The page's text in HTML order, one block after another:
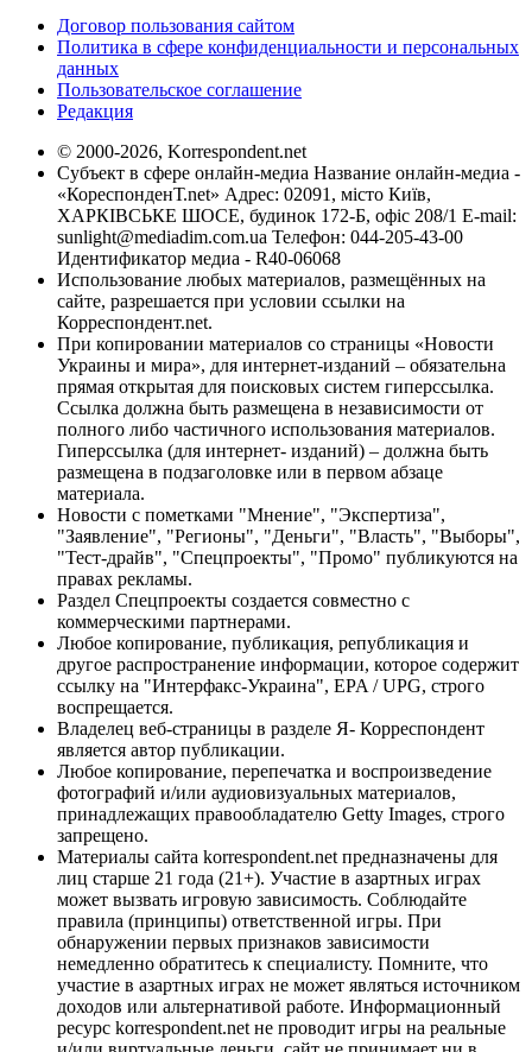
Договор пользования сайтом
Политика в сфере конфиденциальности и персональных
данных
Пользовательское соглашение
Редакция
© 2000-2026, Korrespondent.net
Субъект в сфере онлайн-медиа Название онлайн-медиа -
«КореспонденТ.net» Адрес: 02091, місто Київ,
ХАРКІВСЬКЕ ШОСЕ, будинок 172-Б, офіс 208/1 E-mail:
sunlight@mediadim.com.ua Телефон: 044-205-43-00
Идентификатор медиа - R40-06068
Использование любых материалов, размещённых на
сайте, разрешается при условии ссылки на
Корреспондент.net.
При копировании материалов со страницы «Новости
Украины и мира», для интернет-изданий – обязательна
прямая открытая для поисковых систем гиперссылка.
Ссылка должна быть размещена в независимости от
полного либо частичного использования материалов.
Гиперссылка (для интернет- изданий) – должна быть
размещена в подзаголовке или в первом абзаце
материала.
Новости с пометками "Мнение", "Экспертиза",
"Заявление", "Регионы", "Деньги", "Власть", "Выборы",
"Тест-драйв", "Спецпроекты", "Промо" публикуются на
правах рекламы.
Раздел Спецпроекты создается совместно с
коммерческими партнерами.
Любое копирование, публикация, републикация и
другое распространение информации, которое содержит
ссылку на "Интерфакс-Украина", EPA / UPG, строго
воспрещается.
Владелец веб-страницы в разделе Я- Корреспондент
является автор публикации.
Любое копирование, перепечатка и воспроизведение
фотографий и/или аудиовизуальных материалов,
принадлежащих правообладателю Getty Images, строго
запрещено.
Материалы сайта korrespondent.net предназначены для
лиц старше 21 года (21+). Участие в азартных играх
может вызвать игровую зависимость. Соблюдайте
правила (принципы) ответственной игры. При
обнаружении первых признаков зависимости
немедленно обратитесь к специалисту. Помните, что
участие в азартных играх не может являться источником
доходов или альтернативой работе. Информационный
ресурс korrespondent.net не проводит игры на реальные